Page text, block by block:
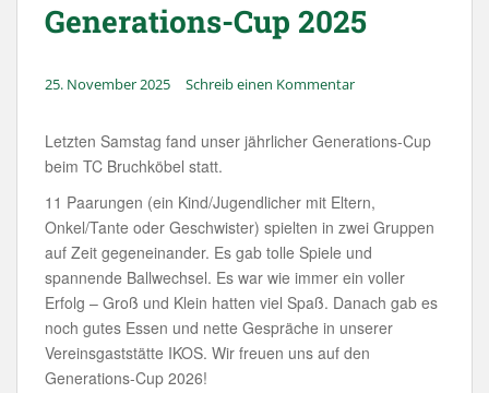
Generations-Cup 2025
25. November 2025 Schreib einen Kommentar
Letzten Samstag fand unser jährlicher Generations-Cup
beim TC Bruchköbel statt.
11 Paarungen (ein Kind/Jugendlicher mit Eltern,
Onkel/Tante oder Geschwister) spielten in zwei Gruppen
auf Zeit gegeneinander. Es gab tolle Spiele und
spannende Ballwechsel. Es war wie immer ein voller
Erfolg – Groß und Klein hatten viel Spaß. Danach gab es
noch gutes Essen und nette Gespräche in unserer
Vereinsgaststätte IKOS. Wir freuen uns auf den
Generations-Cup 2026!